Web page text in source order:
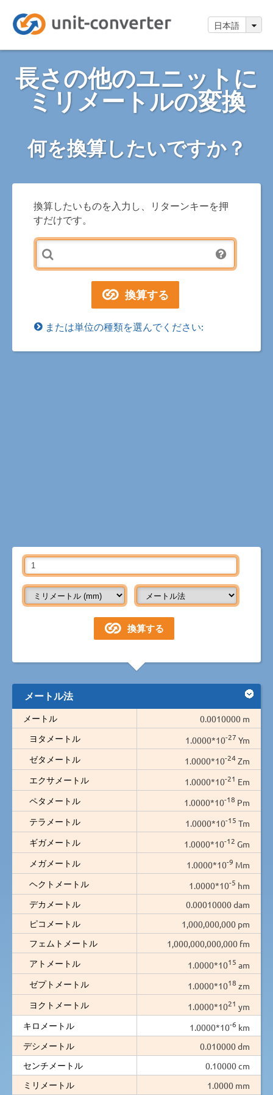
日本語
長さの他のユニットに
ミリメートルの変換
何を換算したいですか？
換算したいものを入力し、リターンキーを押
すだけです。
または単位の種類を選んでください:
メートル法
メートル
0.0010000 m
ヨタメートル
1.0000*10-27 Ym
ゼタメートル
1.0000*10-24Zm
エクサメートル
1.0000*10-21 Em
ペタメートル
1.0000*10-18 Pm
テラメートル
1.0000*10-15 Tm
ギガメートル
1.0000*10-12 Gm
メガメートル
1.0000*10-9 Mm
ヘクトメートル
1.0000*10-5 hm
デカメートル
0.00010000 dam
ピコメートル
1,000,000,000 pm
フェムトメートル
1,000,000,000,000 fm
アトメートル
1.0000*1015 am
ゼプトメートル
1.0000*1018 zm
ヨクトメートル
1.0000*1021 ym
キロメートル
1.0000*10-6 km
デシメートル
0.010000 dm
センチメートル
0.10000 cm
ミリメートル
1.0000 mm